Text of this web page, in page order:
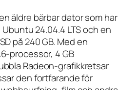
äldre bärbar dator som har
24.04.4 LTS och en
på 240 GB. Med en
processor, 4 GB
Radeon-grafikkretsar
den fortfarande för